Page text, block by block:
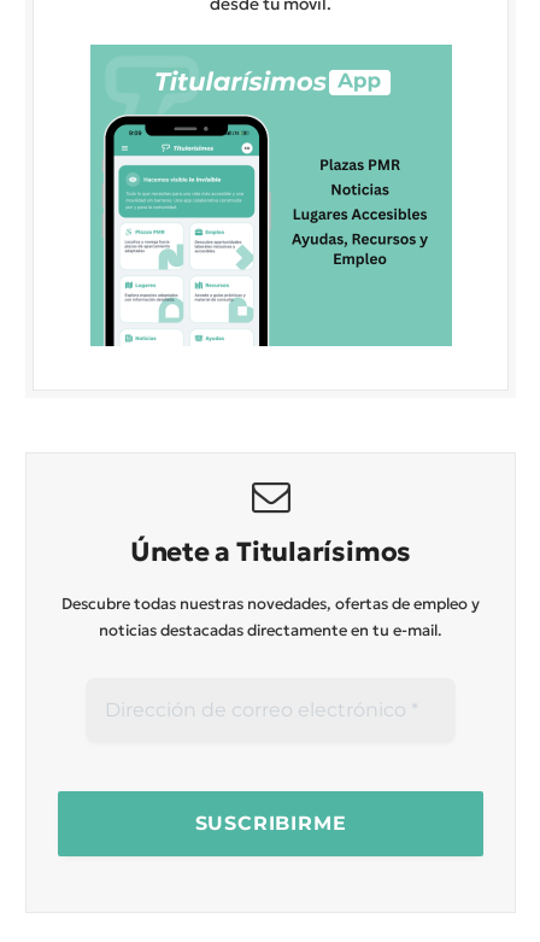
Únete a Titularísimos
Descubre todas nuestras novedades, ofertas de empleo y
noticias destacadas directamente en tu e-mail.